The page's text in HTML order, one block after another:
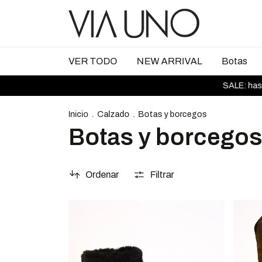
VER TODO NEW ARRIVAL Botas
SALE: hasta 50%OFF
Inicio . Calzado . Botas y borcegos
Botas y borcegos
Ordenar Filtrar